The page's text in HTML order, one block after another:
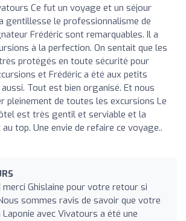
Ce fut un voyage et un séjour
gentillesse le professionnalisme de
Frédéric sont remarquables. Il a
à la perfection. On sentait que les
protégés en toute sécurité pour
et Frédéric a été aux petits
Tout est bien organisé. Et nous
pleinement de toutes les excursions Le
est très gentil et serviable et la
top. Une envie de refaire ce voyage..
merci Ghislaine pour votre retour si
sommes ravis de savoir que votre
Laponie avec Vivatours a été une